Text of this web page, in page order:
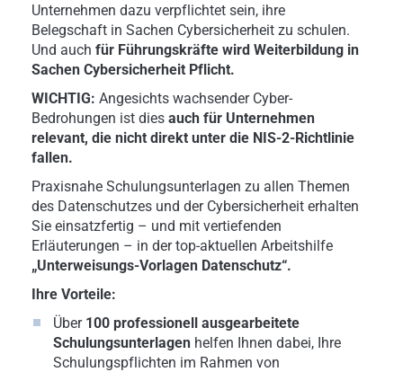
Unternehmen dazu verpflichtet sein, ihre
Belegschaft in Sachen Cybersicherheit zu schulen.
Und auch für Führungskräfte wird Weiterbildung in
Sachen Cybersicherheit Pflicht.
WICHTIG: Angesichts wachsender Cyber-
Bedrohungen ist dies auch für Unternehmen
relevant, die nicht direkt unter die NIS-2-Richtlinie
fallen.
Praxisnahe Schulungsunterlagen zu allen Themen
des Datenschutzes und der Cybersicherheit erhalten
Sie einsatzfertig – und mit vertiefenden
Erläuterungen – in der top-aktuellen Arbeitshilfe
„Unterweisungs-Vorlagen Datenschutz“.
Ihre Vorteile:
Über 100 professionell ausgearbeitete
Schulungsunterlagen helfen Ihnen dabei, Ihre
Schulungspflichten im Rahmen von